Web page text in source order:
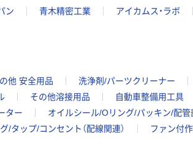
ン 青木精密工業 アイカムス・ラボ
他 安全用品 洗浄剤/パーツクリーナー
その他溶接用品 自動車整備用工具
ター
オイルシール/Oリング/パッキン/配管
/タップ/コンセント（配線関連） ファン付